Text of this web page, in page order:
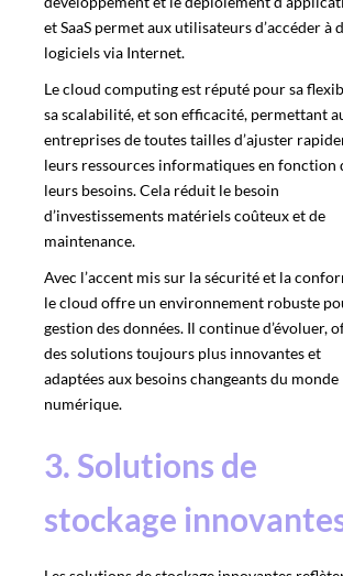
et SaaS permet aux utilisateurs d’accéder à
logiciels via Internet.
Le cloud computing est réputé pour sa
sa scalabilité, et son efficacité, permettant
entreprises de toutes tailles d’ajuster
leurs ressources informatiques en fonction
leurs besoins. Cela réduit le besoin
d’investissements matériels coûteux et de
maintenance.
Avec l’accent mis sur la sécurité et la
le cloud offre un environnement robuste
gestion des données. Il continue d’évoluer,
des solutions toujours plus innovantes et
adaptées aux besoins changeants du monde
numérique.
3. Solutions de
stockage